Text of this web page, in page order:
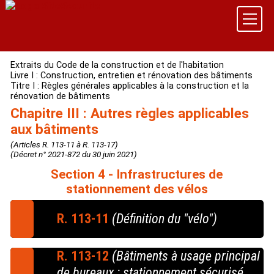
Extraits du Code de la construction et de l'habitation
Livre I : Construction, entretien et rénovation des bâtiments
Titre I : Règles générales applicables à la construction et la
rénovation de bâtiments
Chapitre III : Autres règles applicables
aux bâtiments
(Articles R. 113-11 à R. 113-17)
(Décret n° 2021-872 du 30 juin 2021)
Section 4 - Infrastructures de
stationnement des vélos
R. 113-11 (Définition du "vélo")
Pour l'application des dispositions de la présente
section, le terme de « vélos » désigne, les cycles et
R. 113-12 (Bâtiments à usage principal